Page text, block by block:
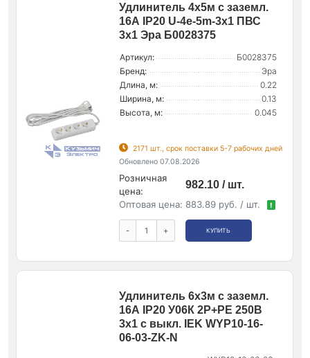
Удлинитель 4х5м с заземл.
16А IP20 U-4e-5m-3х1 ПВС
3х1 Эра Б0028375
Артикул:
Б0028375
Бренд:
Эра
Длина, м:
0.22
Ширина, м:
0.13
Высота, м:
0.045
2171 шт., срок поставки 5-7 рабочих дней
Обновлено 07.08.2026
Розничная
цена:
982.10 / шт.
Оптовая цена: 883.89 руб. / шт. !
- + КУПИТЬ
Удлинитель 6х3м с заземл.
16А IP20 У06К 2P+PE 250В
3х1 с выкл. IEK WYP10-16-
06-03-ZK-N